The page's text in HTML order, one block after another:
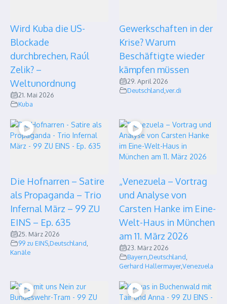
Wird Kuba die US-
Blockade
durchbrechen, Raúl
Zelik? –
Weltunordnung
21. Mai 2026
Kuba
Gewerkschaften in der
Krise? Warum
Beschäftigte wieder
kämpfen müssen
29. April 2026
Deutschland ver.di
Die Hofnarren – Satire
als Propaganda – Trio
Infernal März – 99 ZU
EINS – Ep. 635
25. März 2026
99 zu EINSDeutschland
Kanäle
„Venezuela – Vortrag
und Analyse von
Carsten Hanke im Eine-
Welt-Haus in München
am 11. März 2026
23. März 2026
Bayern Deutschland
Gerhard Hallermayer,Venezuela